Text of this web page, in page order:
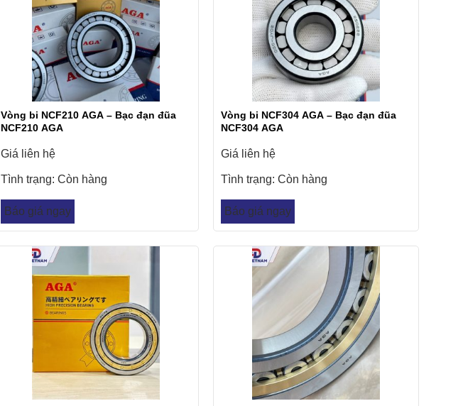
Vòng bi NCF210 AGA – Bạc đạn đũa
NCF210 AGA
Giá liên hệ
Tình trạng: Còn hàng
Báo giá ngay
Vòng bi NCF304 AGA – Bạc đạn đũa
NCF304 AGA
Giá liên hệ
Tình trạng: Còn hàng
Báo giá ngay